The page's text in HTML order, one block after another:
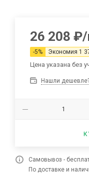
26 208 ₽
-5% Экономия 1
Цена указана без
Нашли
Самовывоз -
По доставке и